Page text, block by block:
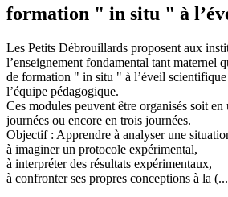
formation " in situ " à
Les Petits Débrouillards proposent aux
l’enseignement fondamental tant maternel
de formation " in situ " à l’éveil scientifique
l’équipe pédagogique.
Ces modules peuvent être organisés soit
journées ou encore en trois journées.
Objectif : Apprendre à analyser une
à imaginer un protocole expérimental,
à interpréter des résultats expérimentaux,
à confronter ses propres conceptions à la